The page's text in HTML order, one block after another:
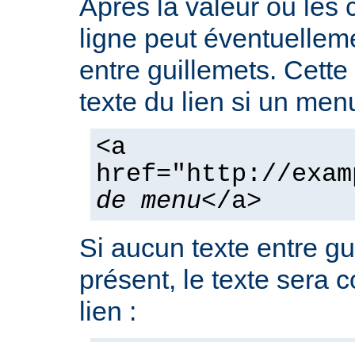
Après la valeur ou les
ligne peut
entre guillemets.
texte du lien si un
<a
href="http://
de menu</a>
Si aucun texte entre
présent, le texte sera
lien :